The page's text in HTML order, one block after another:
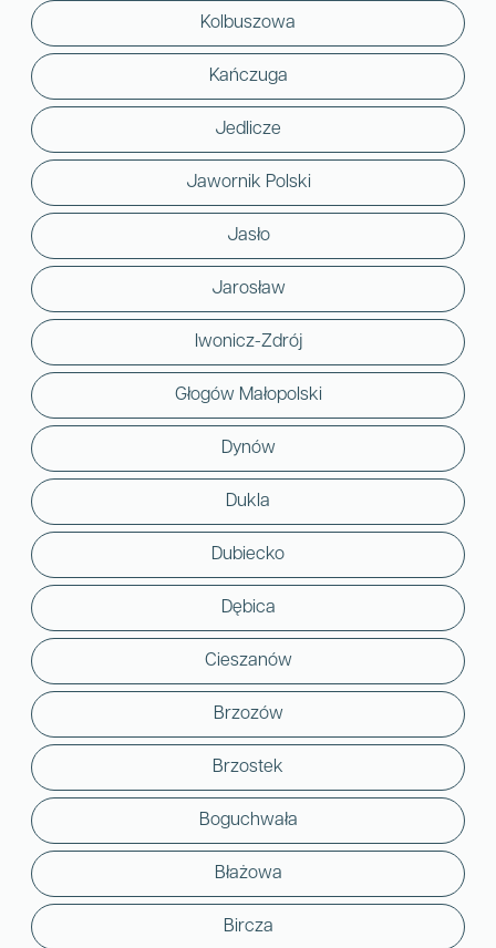
Kolbuszowa
Kańczuga
Jedlicze
Jawornik Polski
Jasło
Jarosław
Iwonicz-Zdrój
Głogów Małopolski
Dynów
Dukla
Dubiecko
Dębica
Cieszanów
Brzozów
Brzostek
Boguchwała
Błażowa
Bircza